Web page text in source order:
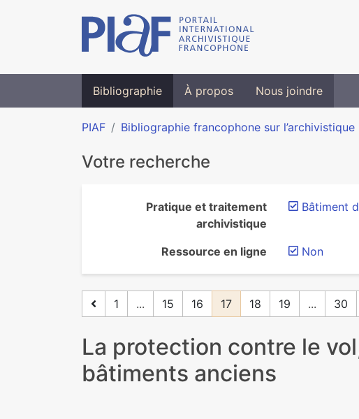
Bibliographie À propos Nous joindre
PIAF Bibliographie francophone sur l’archivistique
Votre recherche
Pratique et traitement
archivistique
Bâtiment
Ressource en ligne Non
1 ... 15 16 17 18 19 ... 30
La protection contre le
bâtiments anciens